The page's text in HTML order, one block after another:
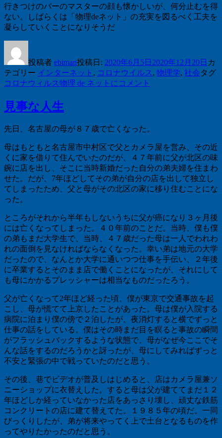
行きつけのバーのマスターの顔も懐かしいが、何分止むを得
ない。しばらくは「物理deネット」の充実を図るべく工夫を
凝らしていくことになりそうだ
投稿者 ebiman投稿日: 2020年6月5日 2020年12月20日 カ
テゴリー インターネット , コロナウイルス , 物理学, 社会タグ
コロナウィルス物理 de ネットに コメント
見事な人生
先日、名古屋の母が８７歳で亡くなった。
母はもともと名古屋市中村区で父とカメラ屋を営み、その近
くに家を借りて住んでいたのだが、４７年前に父が北区の味
鋺に店を出し、そこに当時新婚だった自分の弟夫婦を住まわ
せた。だが、7年ほどしてその弟が自分の店を出して独立し
てしまったため、父と母がその北区の家に移り住むことにな
った。
ところがそれから半年もしないうちに父が癌になり３ヶ月後
には亡くなってしまった。４０年前のことだ。当時、僕も僕
の弟もまだ大学生で、当時、４７歳だった母は一人でわれわ
れの面倒を見なければならなくなった。幸い弟は地元の大学
だったので、なんとか大学に通いつつ仕事を手伝い、２年後
に卒業するとそのまま店で働くことになったが、それにして
も母にかかるプレッシャーは相当なものだったろう。
父が亡くなって2年ほど経った頃、僕が東京で交通事故を起
こし、母が慌てて上京したことがあった。母は僕が入院する
病院に泊まり僕の傍で２泊したが、夜消灯すると横でずっと
仕事の話をしている。僕はその時まだ目を瞑ると事故の瞬間
がフラッシュバックするような状態で、母がなぜ今ここでそ
んな話をするのだろうかと訝ったが、母にしてみればずっと
不安と緊張の中で戦っていたのだと思う。
その後、巷でビデオが普及しはじめると、店はカメラ屋兼ソ
ニーショップに衣替えした。すると母は父が建ててまだ１２
年ほどしか経っていなかった店をあっさり壊し、頑丈な鉄筋
コンクリートの店に建て替えてた。１９８５年の頃だ。一同
びっくりしたが、弟が将来やってく上で土台となるものを作
ってやりたかったのだと思う。